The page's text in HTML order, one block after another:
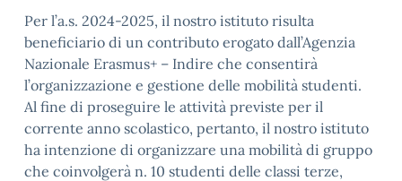
Per l’a.s. 2024-2025, il nostro istituto risulta
beneficiario di un contributo erogato dall’Agenzia
Nazionale Erasmus+ – Indire che consentirà
l’organizzazione e gestione delle mobilità studenti.
Al fine di proseguire le attività previste per il
corrente anno scolastico, pertanto, il nostro istituto
ha intenzione di organizzare una mobilità di gruppo
che coinvolgerà n. 10 studenti delle classi terze,